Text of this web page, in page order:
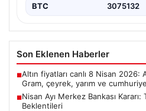
BTC 3075132
Son Eklenen Haberler
■Altın fiyatları canlı 8 Nisan 2026:
Gram, çeyrek, yarım ve
■Nisan Ayı Merkez Bankası
Beklentileri